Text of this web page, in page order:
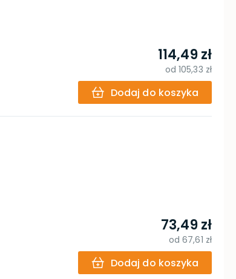
114,49 zł
od105,33 zł
Dodaj do koszyka
73,49 zł
od67,61 zł
Dodaj do koszyka